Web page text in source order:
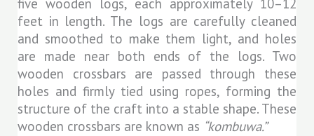
five wooden logs, each approximately 10–12
feet in length. The logs are carefully cleaned
and smoothed to make them light, and holes
are made near both ends of the logs. Two
wooden crossbars are passed through these
holes and firmly tied using ropes, forming the
structure of the craft into a stable shape. These
wooden crossbars are known as “kombuwa.”